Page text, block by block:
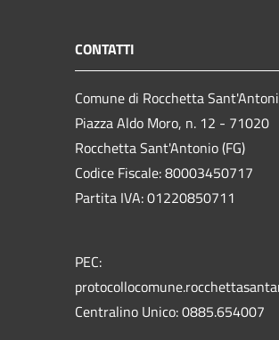
CONTATTI
Comune di Rocchetta
Piazza Aldo Moro, n. 12 - 71020
Rocchetta Sant'Antonio (FG)
Codice Fiscale: 80003450717
Partita IVA: 01220850711
PEC:
Centralino Unico: 0885.654007